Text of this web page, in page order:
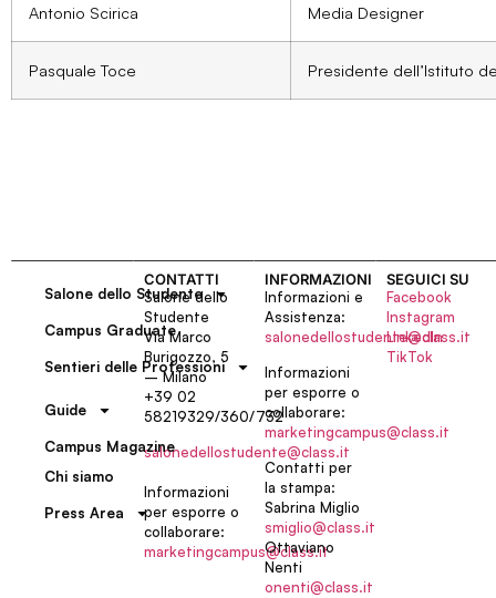
Antonio Scirica Media Designer
Pasquale Toce Presidente dell’Istituto
Salone dello Studente
Campus Graduate
Sentieri delle Professioni
Guide
Campus Magazine
Chi siamo
Press Area
CONTATTI
Salone dello
Studente
Via Marco
Burigozzo, 5
– Milano
+39 02
58219329/360/732
salonedellostudente@class.it
Informazioni
per esporre o
collaborare:
marketingcampus@class.it
INFORMAZIONI
Informazioni e
Assistenza:
salonedellostudente@class.it
Informazioni
per esporre o
collaborare:
marketingcampus@class.it
Contatti per
la stampa:
Sabrina Miglio
smiglio@class.it
Ottaviano
Nenti
onenti@class.it
SEGUICI SU
Facebook
Instagram
LinkedIn
TikTok